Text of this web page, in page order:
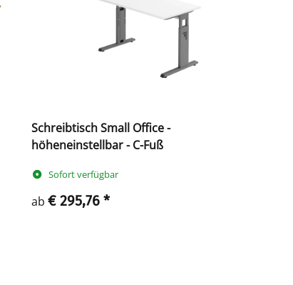
Schreibtisch Small Office -
höheneinstellbar - C-Fuß
Sofort verfügbar
ab € 295,76 *